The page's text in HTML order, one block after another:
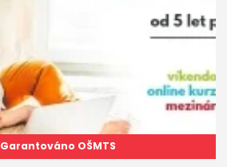
Garantováno OŠMTS